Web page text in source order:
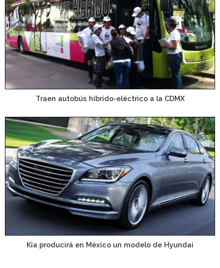
Traen autobús híbrido-eléctrico a la CDMX
Kia producirá en México un modelo de Hyundai